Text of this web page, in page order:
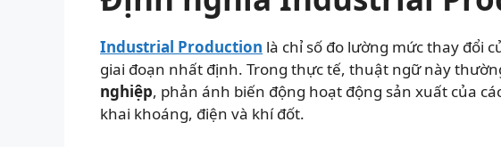
Industrial Production là chỉ số đo lường mức thay đổi
giai đoạn nhất định. Trong thực tế, thuật ngữ này
nghiệp, phản ánh biến động hoạt động sản xuất của
khai khoáng, điện và khí đốt.